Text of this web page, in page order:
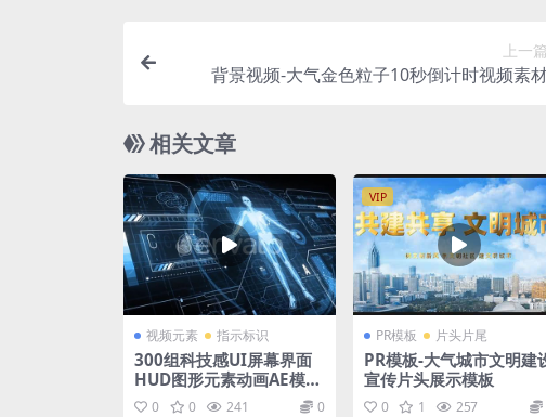
上一篇
背景视频-大气金色粒子10秒倒计时视频素
相关文章
视频元素 指示标识
300组科技感UI屏幕界面
HUD图形元素动画AE模板
+视频素材
0 0 241 0
VIP
PR模板 片头片尾
PR模板-大气城市文明建
宣传片头展示模板
0 1 257